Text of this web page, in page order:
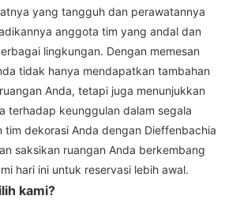
yang tangguh dan perawatannya
anggota tim yang andal dan
lingkungan. Dengan memesan
tidak hanya mendapatkan tambahan
Anda, tetapi juga menunjukkan
terhadap keunggulan dalam segala
tim dekorasi Anda dengan Dieffenbachia
saksikan ruangan Anda berkembang
hari ini untuk reservasi lebih awal.
kami?